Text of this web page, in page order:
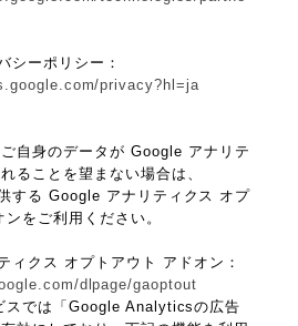
シーポリシー：
privacy?hl=ja
自身のデータが Google アナリテ
ることを望まない場合は、
する Google アナリティクス オプ
ンをご利用ください。
ィクス オプトアウト アドオン：
dlpage/gaoptout
スでは「Google Analyticsの広告